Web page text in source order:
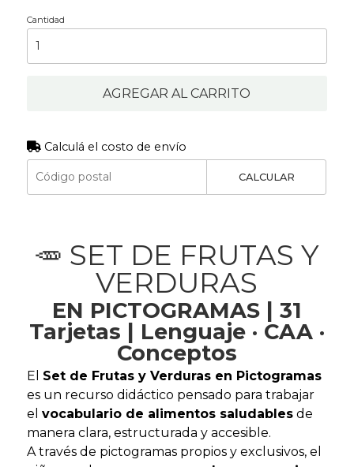
Cantidad
AGREGAR AL CARRITO
Calculá el costo de envío
CALCULAR
🥕 SET DE FRUTAS Y
VERDURAS
EN PICTOGRAMAS | 31
Tarjetas | Lenguaje · CAA ·
Conceptos
El Set de Frutas y Verduras en Pictogramas
es un recurso didáctico pensado para trabajar
el vocabulario de alimentos saludablesde
manera clara, estructurada y accesible.
A través de pictogramas propios y exclusivos, el